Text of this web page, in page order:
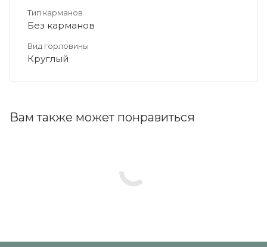
Тип карманов
Без карманов
Вид горловины
Круглый
Вам также может понравиться